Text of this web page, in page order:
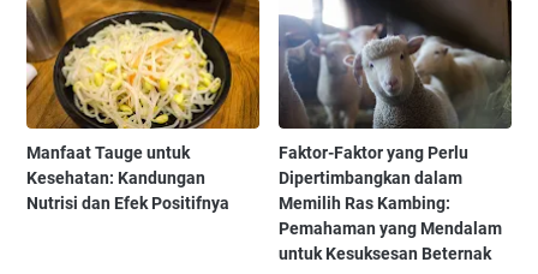
Manfaat Tauge untuk
Kesehatan: Kandungan
Nutrisi dan Efek Positifnya
Faktor-Faktor yang Perlu
Dipertimbangkan dalam
Memilih Ras Kambing:
Pemahaman yang Mendalam
untuk Kesuksesan Beternak